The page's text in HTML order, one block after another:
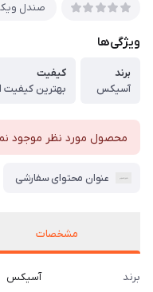
صندل
ویژگی‌ها
برند
آسیکس
کیفیت
بهترین کیفیت
محصول مورد نظر موجود
عنوان محتوای سفارشی
مشخصات
برند آسیکس